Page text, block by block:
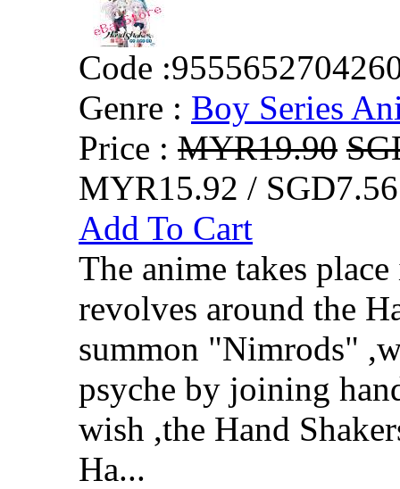
Code :
Genre : Boy Series
Price : MYR19.90
MYR15.92 /
Add To Cart
The anime takes
revolves around the
summon "Nimrods"
psyche by joining
wish ,the Hand
Ha...